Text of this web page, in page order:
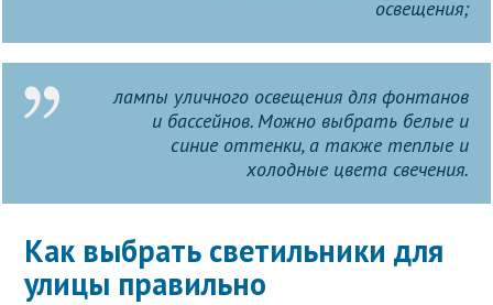
освещения;
лампы уличного освещения для фонтанов
и бассейнов. Можно выбрать белые и
синие оттенки, а также теплые и
холодные цвета свечения.
Как выбрать светильники для
улицы правильно